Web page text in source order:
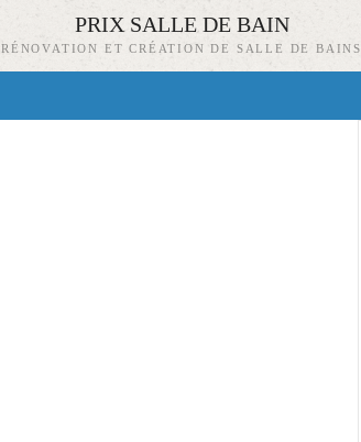
PRIX SALLE DE BAIN
RÉNOVATION ET CRÉATION DE SALLE DE BAINS